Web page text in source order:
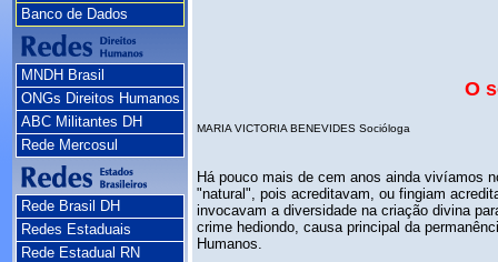
Banco de Dados
MNDH Brasil
ONGs Direitos Humanos
ABC Militantes DH
Rede Mercosul
Rede Brasil DH
Redes Estaduais
Rede Estadual RN
O
MARIA VICTORIA BENEVIDES Socióloga
Há pouco mais de cem anos ainda vivíamos
"natural", pois acreditavam, ou fingiam
invocavam a diversidade na criação divina
crime hediondo, causa principal da
Humanos.